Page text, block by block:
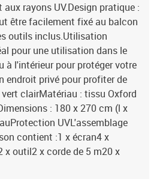
rayons UV.Design pratique :
être facilement fixé au balcon
outils inclus.Utilisation
pour une utilisation dans le
à l'intérieur pour protéger votre
endroit privé pour profiter de
clairMatériau : tissu Oxford
: 180 x 270 cm (l x
UVL'assemblage
contient :1 x écran4 x
x outil2 x corde de 5 m20 x